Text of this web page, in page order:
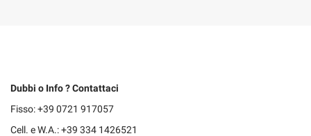
Dubbi o Info ? Contattaci
Fisso: +39 0721 917057
Cell. e W.A.: +39 334 1426521